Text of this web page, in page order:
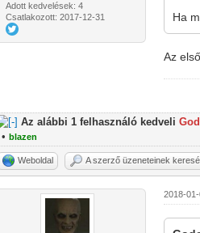
Adott kedvelések: 4
Csatlakozott: 2017-12-31
Ha
Az
Az alábbi 1 felhasználó kedveli
•blazen
Weboldal A szerző üzeneteinek
2018-